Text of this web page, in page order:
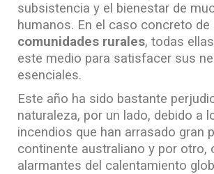
subsistencia y el bienestar de
humanos. En el caso concreto de
comunidades rurales, todas
este medio para satisfacer sus
esenciales.
Este año ha sido bastante
naturaleza, por un lado, debido a
incendios que han arrasado gran
continente australiano y por otro,
alarmantes del calentamiento